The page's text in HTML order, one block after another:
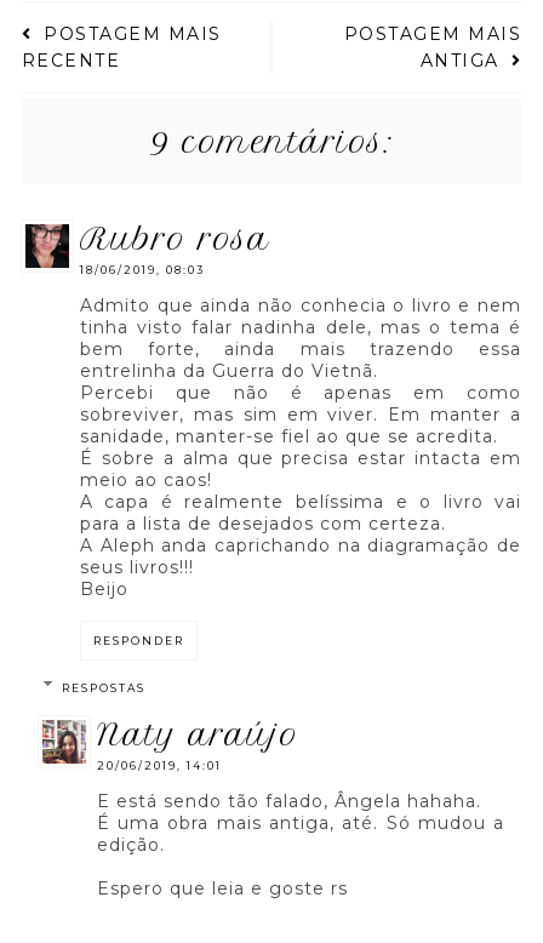
POSTAGEM MAIS
RECENTE
POSTAGEM MAIS
ANTIGA
9 comentários:
rubro rosa
18/06/2019, 08:03
Admito que ainda não conhecia o livro e nem
tinha visto falar nadinha dele, mas o tema é
bem forte, ainda mais trazendo essa
entrelinha da Guerra do Vietnã.
Percebi que não é apenas em como
sobreviver, mas sim em viver. Em manter a
sanidade, manter-se fiel ao que se acredita.
É sobre a alma que precisa estar intacta em
meio ao caos!
A capa é realmente belíssima e o livro vai
para a lista de desejados com certeza.
A Aleph anda caprichando na diagramação de
seus livros!!!
Beijo
RESPONDER
RESPOSTAS
naty araújo
20/06/2019, 14:01
E está sendo tão falado, Ângela hahaha.
É uma obra mais antiga, até. Só mudou a
edição.
Espero que leia e goste rs